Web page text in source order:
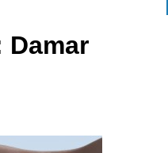
Damar